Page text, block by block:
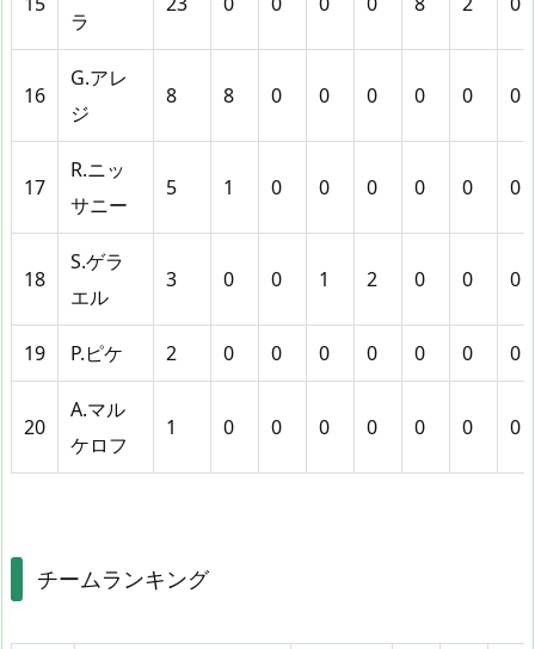
ラ
16
G.アレ
ジ
8 8 0 0 0 0 0 0
17
R.ニッ
サニー
5 1 0 0 0 0 0 0
18
S.ゲラ
エル
3 0 0 1 2 0 0 0
19 P.ピケ 2 0 0 0 0 0 0 0
20
A.マル
ケロフ
1 0 0 0 0 0 0 0
チームランキング